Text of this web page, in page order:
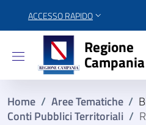
ACCESSO RAPIDO
Regione
Campania
Home / Aree Tematiche /
Conti Pubblici Territoriali /